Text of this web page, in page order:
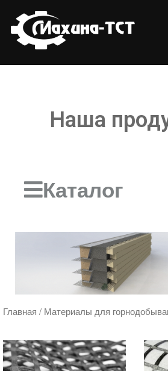
Наша
Каталог
Главная / Материалы для